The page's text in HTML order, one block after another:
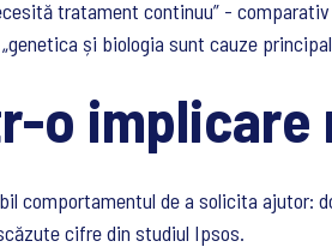
tratament continuu” -
și biologia sunt cauze
o implicare
comportamentul de a solicita ajutor:
cifre din studiul Ipsos.